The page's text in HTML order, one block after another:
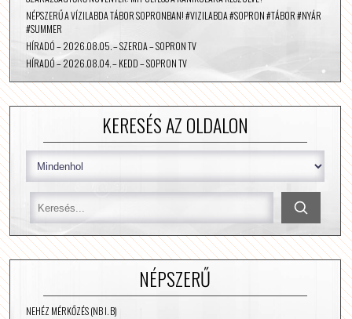
NÉPSZERŰ A VÍZILABDA TÁBOR SOPRONBAN! #VIZILABDA #SOPRON #TÁBOR #NYÁR
#SUMMER
HÍRADÓ – 2026.08.05. – SZERDA – SOPRON TV
HÍRADÓ – 2026.08.04. – KEDD – SOPRON TV
KERESÉS AZ OLDALON
NÉPSZERŰ
NEHÉZ MÉRKŐZÉS (NB I. B)